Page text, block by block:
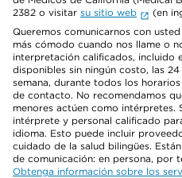
2382 o visitar su sitio web
(en
Queremos comunicarnos con
más cómodo cuando nos llame o
interpretación calificados, incluido
disponibles sin ningún costo, las
semana, durante todos los
de contacto. No recomendamos
menores actúen como intérpretes.
intérprete y personal calificado
idioma. Esto puede incluir
cuidado de la salud bilingües.
de comunicación: en persona, por
Obtenga información sobre los